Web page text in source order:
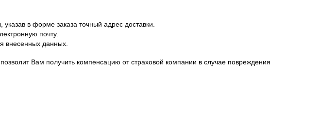
в форме заказа точный адрес доставки.
почту.
внесенных данных.
Вам получить компенсацию от страховой компании в случае повреждения